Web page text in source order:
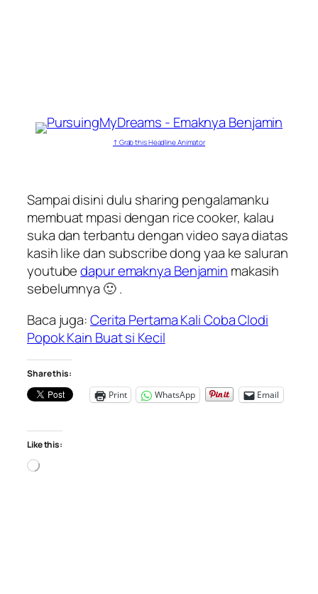
↑ Grab this Headline Animator
Sampai disini dulu sharing pengalamanku
membuat mpasi dengan rice cooker, kalau
suka dan terbantu dengan video saya diatas
kasih like dan subscribe dong yaa ke saluran
youtubedapur emaknya Benjamin makasih
sebelumnya 🙂 .
Baca juga:Cerita Pertama Kali Coba Clodi
Popok Kain Buat si Kecil
Share this:
Print
WhatsApp Email
Like this:
Loading…